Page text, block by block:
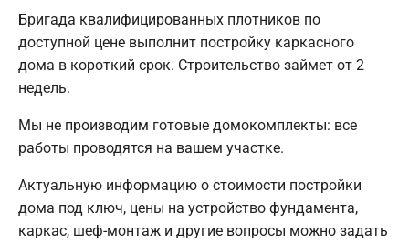
Бригада квалифицированных плотников по
доступной цене выполнит постройку каркасного
дома в короткий срок. Строительство займет от 2
недель.
Мы не производим готовые домокомплекты: все
работы проводятся на вашем участке.
Актуальную информацию о стоимости постройки
дома под ключ, цены на устройство фундамента,
каркас, шеф-монтаж и другие вопросы можно задать